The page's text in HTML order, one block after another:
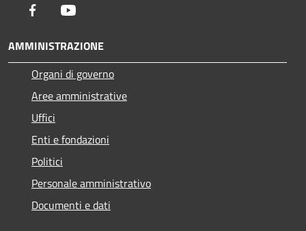
Facebook
AMMINISTRAZIONE
Organi di governo
Aree amministrative
Uffici
Enti e fondazioni
Politici
Personale amministrativo
Documenti e dati